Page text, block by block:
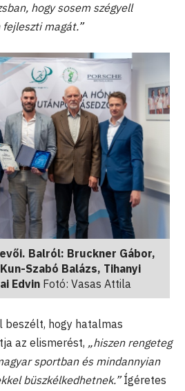
hogy sosem szégyell
magát.”
Balról: Bruckner Gábor,
Szabó Balázs, Tihanyi
Edvin Fotó: Vasas Attila
beszélt, hogy hatalmas
az elismerést, „hiszen rengeteg
sportban és mindannyian
büszkélkedhetnek.”Ígéretes